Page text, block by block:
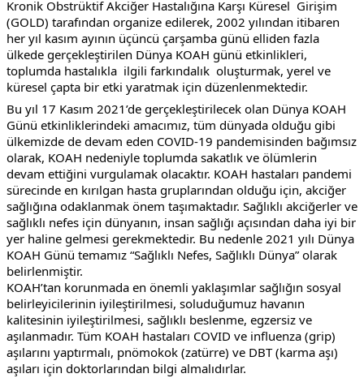
Kronik Obstrüktif Akciğer Hastalığına Karşı Küresel  Girişim
(GOLD) tarafından organize edilerek, 2002 yılından itibaren
her yıl kasım ayının üçüncü çarşamba günü elliden fazla
ülkede gerçekleştirilen Dünya KOAH günü etkinlikleri,
toplumda hastalıkla  ilgili farkındalık  oluşturmak, yerel ve
küresel çapta bir etki yaratmak için düzenlenmektedir.
Bu yıl 17 Kasım 2021’de gerçekleştirilecek olan Dünya KOAH
Günü etkinliklerindeki amacımız, tüm dünyada olduğu gibi
ülkemizde de devam eden COVID-19 pandemisinden bağımsız
olarak, KOAH nedeniyle toplumda sakatlık ve ölümlerin
devam ettiğini vurgulamak olacaktır. KOAH hastaları pandemi
sürecinde en kırılgan hasta gruplarından olduğu için, akciğer
sağlığına odaklanmak önem taşımaktadır. Sağlıklı akciğerler ve
sağlıklı nefes için dünyanın, insan sağlığı açısından daha iyi bir
yer haline gelmesi gerekmektedir. Bu nedenle 2021 yılı Dünya
KOAH Günü temamız “Sağlıklı Nefes, Sağlıklı Dünya” olarak
belirlenmiştir.
KOAH’tan korunmada en önemli yaklaşımlar sağlığın sosyal
belirleyicilerinin iyileştirilmesi, soluduğumuz havanın
kalitesinin iyileştirilmesi, sağlıklı beslenme, egzersiz ve
aşılanmadır. Tüm KOAH hastaları COVID ve influenza (grip)
aşılarını yaptırmalı, pnömokok (zatürre) ve DBT (karma aşı)
aşıları için doktorlarından bilgi almalıdırlar.